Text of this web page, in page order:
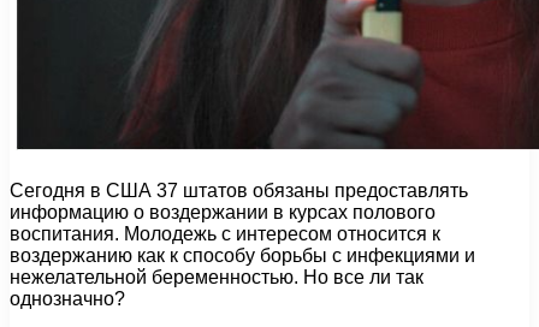
Сегодня в США 37 штатов обязаны предоставлять
информацию о воздержании в курсах полового
воспитания. Молодежь с интересом относится к
воздержанию как к способу борьбы с инфекциями и
нежелательной беременностью. Но все ли так
однозначно?